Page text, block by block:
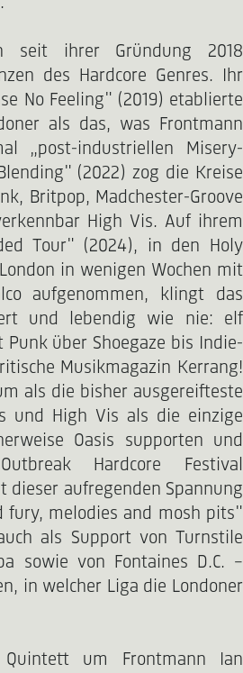
seit ihrer Gründung 2018
des Hardcore Genres. Ihr
No Feeling" (2019) etablierte
als das, was Frontmann
„post-industriellen Misery-
(2022) zog die Kreise
Britpop, Madchester-Groove
High Vis. Auf ihrem
Tour" (2024), in den Holy
in wenigen Wochen mit
aufgenommen, klingt das
und lebendig wie nie: elf
Punk über Shoegaze bis Indie-
Musikmagazin Kerrang!
als die bisher ausgereifteste
und High Vis als die einzige
Oasis supporten und
Hardcore Festival
dieser aufregenden Spannung
fury, melodies and mosh pits"
als Support von Turnstile
sowie von Fontaines D.C. –
in welcher Liga die Londoner
um Frontmann Ian